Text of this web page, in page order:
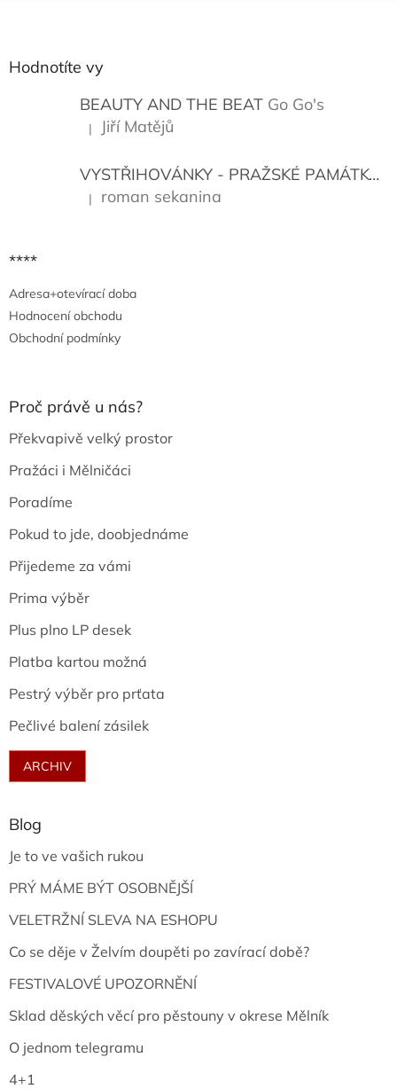
Hodnotíte vy
BEAUTY AND THE BEAT Go Go's
Hodnocení produktu je 5 z 5 hvězdiček.
| Jiří Matějů
VYSTŘIHOVÁNKY - PRAŽSKÉ PAMÁTKY
Hodnocení produktu je 5 z 5 hvězdiček.
| roman sekanina
****
Adresa+otevírací doba
Hodnocení obchodu
Obchodní podmínky
Proč právě u nás?
Překvapivě velký prostor
Pražáci i Mělničáci
Poradíme
Pokud to jde, doobjednáme
Přijedeme za vámi
Prima výběr
Plus plno LP desek
Platba kartou možná
Pestrý výběr pro prťata
Pečlivé balení zásilek
ARCHIV
Blog
Je to ve vašich rukou
PRÝ MÁME BÝT OSOBNĚJŠÍ
VELETRŽNÍ SLEVA NA ESHOPU
Co se děje v Želvím doupěti po zavírací době?
FESTIVALOVÉ UPOZORNĚNÍ
Sklad děských věcí pro pěstouny v okrese Mělník
O jednom telegramu
4+1